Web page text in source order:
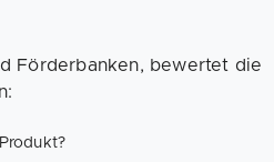
Förderbanken, bewertet die